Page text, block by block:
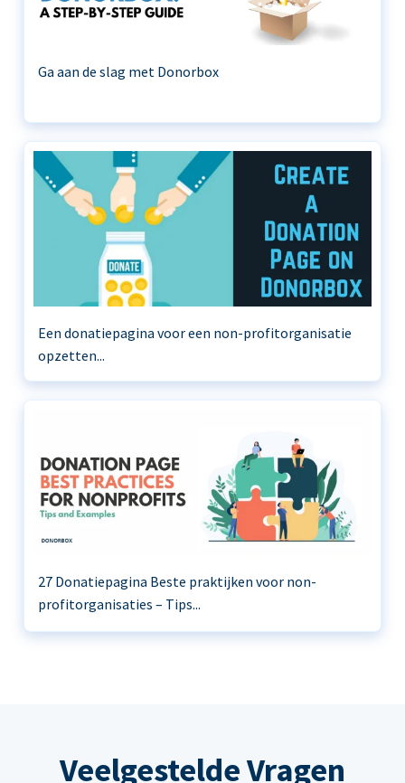
Ga aan de slag met Donorbox
Een donatiepagina voor een non-profitorganisatie
opzetten...
27 Donatiepagina Beste praktijken voor non-
profitorganisaties – Tips...
Veelgestelde Vragen